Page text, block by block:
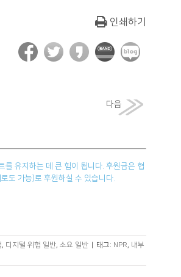
인쇄하기
다음
를 유지하는 데 큰 힘이 됩니다. 후원금은 협
가능)로 후원하실 수 있습니다.
, 디지털 위험 일반, 소요 일반 태그: NPR, 내부